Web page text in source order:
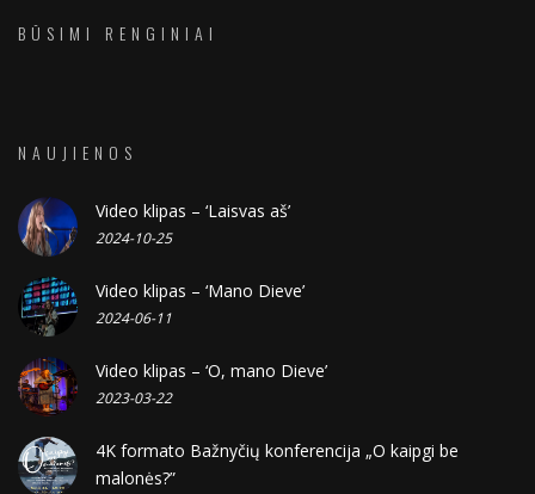
BŪSIMI RENGINIAI
NAUJIENOS
Video klipas – ‘Laisvas aš’
2024-10-25
Video klipas – ‘Mano Dieve’
2024-06-11
Video klipas – ‘O, mano Dieve’
2023-03-22
4K formato Bažnyčių konferencija „O kaipgi be
malonės?”